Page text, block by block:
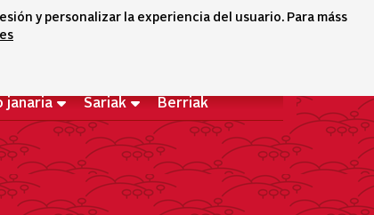
y personalizar la experiencia del usuario. Para máss
Hizkuntza-hautatzailea
janaria Sariak Berriak